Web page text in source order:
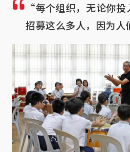
“每个组织，无论你
招募这么多人，因为人